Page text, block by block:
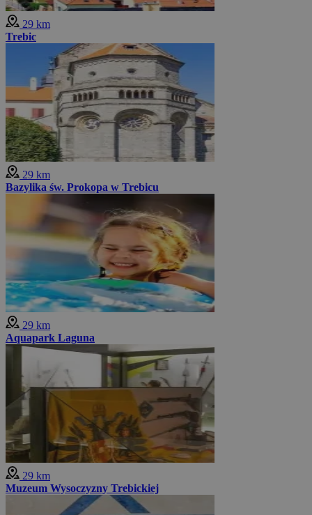
29 km
Trebic
29 km
Bazylika św. Prokopa w Trebicu
29 km
Aquapark Laguna
29 km
Muzeum Wysoczyzny Trebickiej